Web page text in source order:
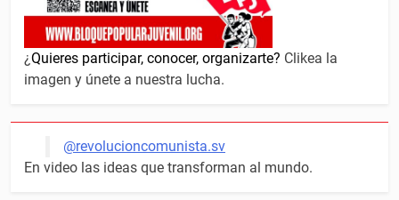
¿Quieres participar, conocer, organizarte? Clikea la
imagen y únete a nuestra lucha.
@revolucioncomunista.sv
En video las ideas que transforman al mundo.